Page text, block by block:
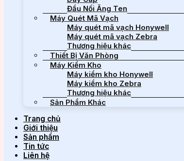
Đầu Nối Ăng Ten
Máy Quét Mã Vạch
Máy quét mã vạch Honywell
Máy quét mã vạch Zebra
Thương hiệu khác
Thiết Bị Văn Phòng
Máy Kiểm Kho
Máy kiểm kho Honywell
Máy kiểm kho Zebra
Thương hiệu khác
Sản Phẩm Khác
Trang chủ
Giới thiệu
Sản phẩm
Tin tức
Liên hệ